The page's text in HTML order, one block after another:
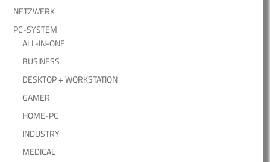
NETZWERK
PC-SYSTEM
ALL-IN-ONE
BUSINESS
DESKTOP + WORKSTATION
GAMER
HOME-PC
INDUSTRY
MEDICAL